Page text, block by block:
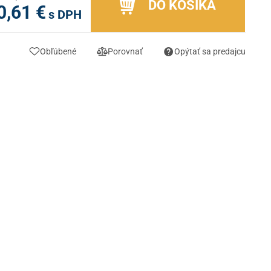
€ s DPH
DO KOŠÍKA
Obľúbené Porovnať Opýtať sa predajcu